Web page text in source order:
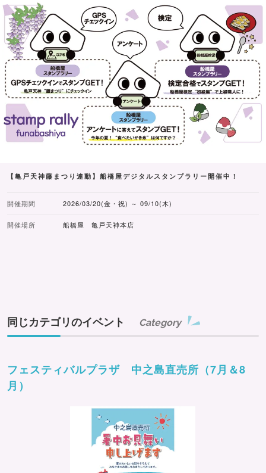
【亀戸天神藤まつり連動】船橋屋デジタルスタンプラリー開催中！
開催期間 2026/03/20(金・祝) ～ 09/10(木)
開催場所 船橋屋 亀戸天神本店
同じカテゴリのイベント Category
フェスティバルプラザ 中之島直売所（7月＆8
月）